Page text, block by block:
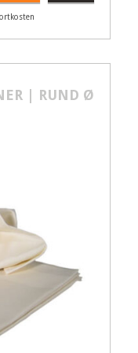
| RUND Ø